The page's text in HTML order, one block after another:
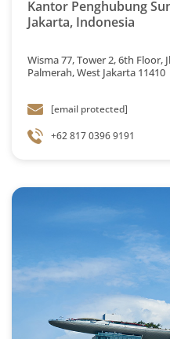
Kantor Penghubung
Jakarta, Indonesia
Wisma 77, Tower 2, 6th Floor,
Palmerah, West Jakarta 11410
[email protected]
+62 817 0396 9191